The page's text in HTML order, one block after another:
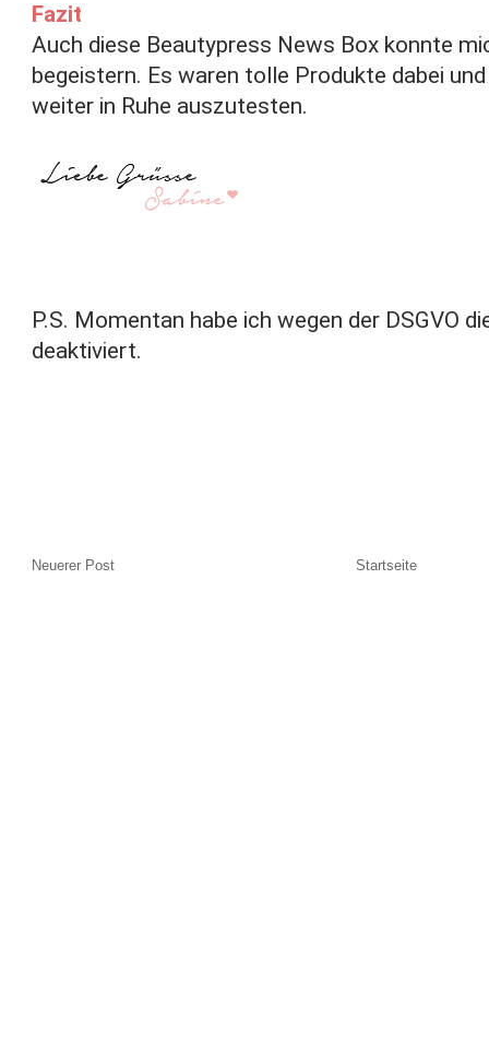
Fazit
Auch diese Beautypress News Box konnte
begeistern. Es waren tolle Produkte dabei
weiter in Ruhe auszutesten.
P.S. Momentan habe ich wegen der DSGVO
deaktiviert.
Neuerer Post Startseite